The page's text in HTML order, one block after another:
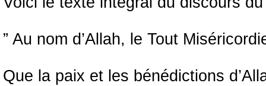
” Au nom d’Allah, le Tout
Que la paix et les bénédictions